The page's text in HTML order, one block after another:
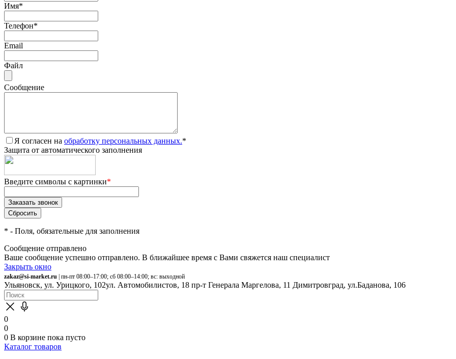
Имя*
Телефон*
Email
Файл
Сообщение
Я согласен на обработку персональных данных.*
Защита от автоматического заполнения
Введите символы с картинки*
* - Поля, обязательные для заполнения
Сообщение отправлено
Ваше сообщение успешно отправлено. В ближайшее время с Вами свяжется наш специалист
Закрыть окно
zakaz@si-market.ru | пн-пт 08:00–17:00; сб 08:00–14:00; вс: выходной
Ульяновск, ул. Урицкого, 102ул. Автомобилистов, 18 пр-т Генерала Маргелова, 11 Димитровград, ул.Баданова, 106
0
0
0 В корзине пока пусто
Каталог товаров